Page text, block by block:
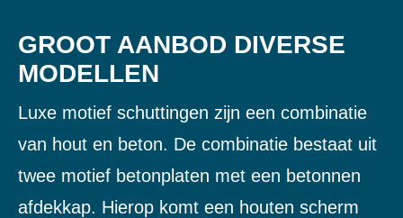
GROOT AANBOD DIVERSE
MODELLEN
Luxe motief schuttingen zijn een combinatie
van hout en beton. De combinatie bestaat uit
twee motief betonplaten met een betonnen
afdekkap. Hierop komt een houten scherm